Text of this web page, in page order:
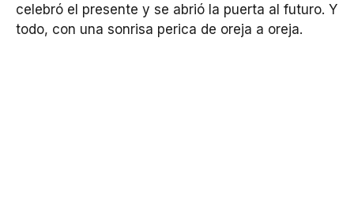
celebró el presente y se abrió la puerta al futuro. Y
todo, con una sonrisa perica de oreja a oreja.